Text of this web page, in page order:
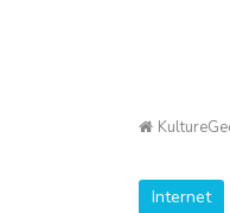
Internet